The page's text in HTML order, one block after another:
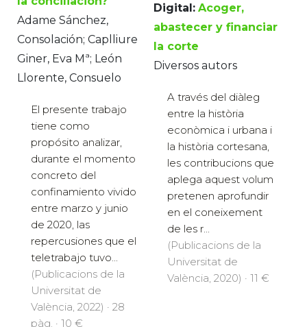
Adame Sánchez,
Consolación; Caplliure
Giner, Eva Mª; León
Llorente, Consuelo
El presente trabajo
tiene como
propósito analizar,
durante el momento
concreto del
confinamiento vivido
entre marzo y junio
de 2020, las
repercusiones que el
teletrabajo tuvo...
(Publicacions de la
Universitat de
València, 2022) · 28
pàg. · 10 €
Digital: Acoger,
abastecer y financiar
la corte
Diversos autors
A través del diàleg
entre la història
econòmica i urbana i
la història cortesana,
les contribucions que
aplega aquest volum
pretenen aprofundir
en el coneixement
de les r...
(Publicacions de la
Universitat de
València, 2020) · 11 €